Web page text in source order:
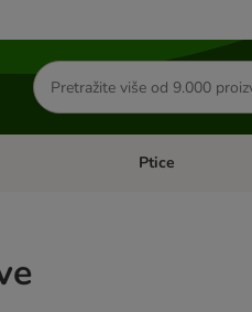
Traži
proizvode
Pregled
Ptice